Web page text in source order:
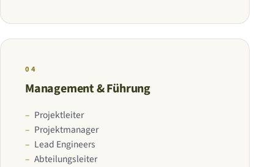
04
Management & Führung
Projektleiter
Projektmanager
Lead Engineers
Abteilungsleiter